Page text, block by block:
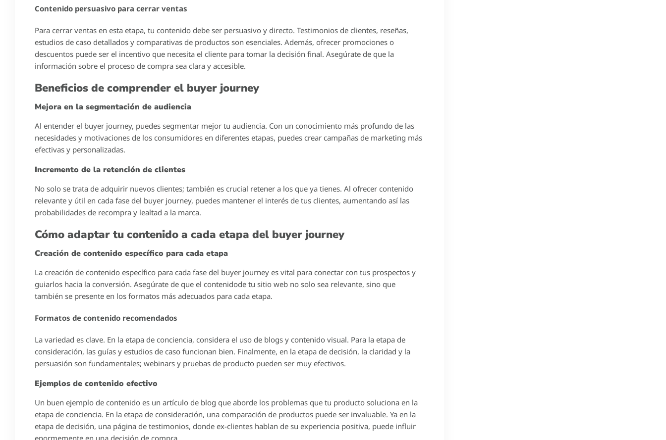
June 4, 2026 Roberto Robles
buyer journey. Este viaje del comprador no es solo un paso en el proceso de venta, sino un marco que guía la
forma en que tus prospectos interactúan con tu marca desde el primer momento hasta que se convierten en
clientes leales. En este blog, exploraremos qué es el buyer journey, las etapas involucradas y cómo puedes
adaptar tu contenido para maximizar su efectividad en cada fase.
Definición del buyer journey
El buyer journey se refiere al proceso que sigue un consumidor desde que se da cuenta de que tiene una
necesidad o problema, hasta que toma la decisión de comprar un producto o servicio para satisfacer esa
necesidad. Comprender esta trayectoria es fundamental para cualquier estrategia de marketing efectiva, ya que te
Importancia del buyer journey en el marketing moderno
En el mundo del marketing digital, donde se inunda a los consumidores con información constante, el buyer
journey se convierte en una guía esencial. Al adaptar el contenido a las diferentes etapas de este viaje, puedes
mejorar la generación de leads y aumentar las posibilidades de conversión. Un conocimiento profundo del buyer
journey te permite conectar con tu audiencia de manera más efectiva, fomentar relaciones a largo plazo y, en
Etapas del buyer journey
El buyer journey se divide generalmente en tres etapas: conciencia, consideración y decisión. Cada una de estas